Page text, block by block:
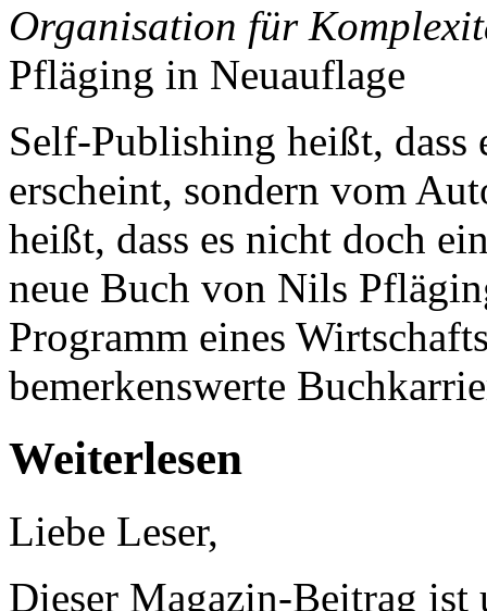
Organisation für
Pfläging in Neuauflage
Self-Publishing heißt,
erscheint, sondern vom
heißt, dass es nicht doch
neue Buch von Nils
Programm eines
bemerkenswerte
Weiterlesen
Liebe Leser,
Dieser Magazin-Beitrag ist